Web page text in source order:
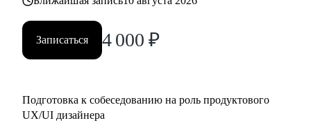
Записаться 4 000 ₽
Подготовка к собеседованию на роль продуктового
UX/UI дизайнера